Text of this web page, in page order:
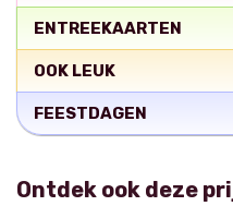
ENTREEKAARTEN
OOK LEUK
FEESTDAGEN
Ontdek ook deze